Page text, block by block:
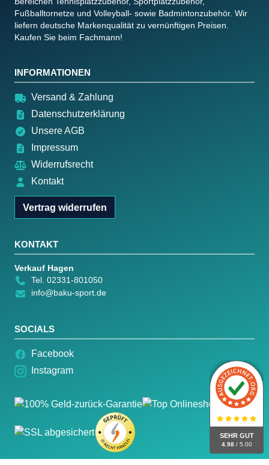
SEHR GUT
4.98 / 5.00
Fußballtornetze und Volleyball- sowie Badmintonzubehör. Wir
liefern deutsche Markenqualität zu vernünftigen Preisen.
Kaufen Sie beim Fachmann!
INFORMATIONEN
Versand & Zahlung
Datenschutzerklärung
Unsere AGB
Impressum
Widerrufsrecht
Kontakt
Vertrag widerrufen
KONTAKT
Verkauf Hagen
Tel. 02331-801050
info@baku-sport.de
SOCIALS
Facebook
Instagram